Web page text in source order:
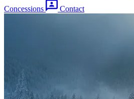
Concessions Contact